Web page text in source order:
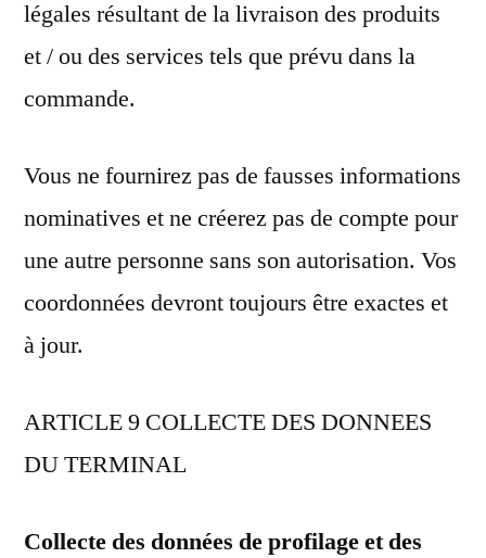
légales résultant de la livraison des produits
et / ou des services tels que prévu dans la
commande.
Vous ne fournirez pas de fausses informations
nominatives et ne créerez pas de compte pour
une autre personne sans son autorisation. Vos
coordonnées devront toujours être exactes et
à jour.
ARTICLE 9 COLLECTE DES DONNEES
DU TERMINAL
Collecte des données de profilage et des